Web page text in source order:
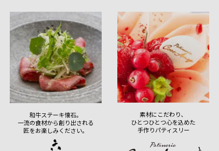
和牛ステーキ懐石。
一流の食材から創り出される
匠をお楽しみください。
素材にこだわり、
ひとつひとつ心を込めた
手作りパティスリー